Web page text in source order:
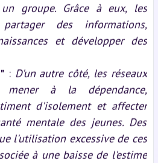
groupe. Grâce à eux, les
des informations,
et développer des
: D'un autre côté, les réseaux
mener à la dépendance,
d'isolement et affecter
mentale des jeunes. Des
l'utilisation excessive de ces
à une baisse de l'estime